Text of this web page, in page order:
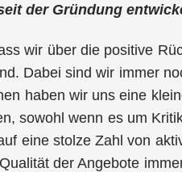
der Gründung
wir über die positive
Dabei sind wir immer
haben wir uns eine
sowohl wenn es um
eine stolze Zahl von
der Angebote